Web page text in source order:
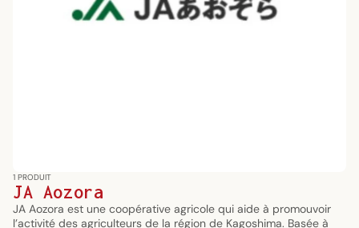
1 PRODUIT
JA Aozora
JA Aozora est une coopérative agricole qui aide à promouvoir
l’activité des agriculteurs de la région de Kagoshima. Basée à